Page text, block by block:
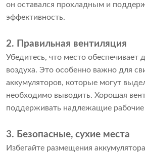
он оставался прохладным и
эффективность.
2. Правильная вентиляция
Убедитесь, что место обеспечивает
воздуха. Это особенно важно для
аккумуляторов, которые могут
необходимо выводить. Хорошая
поддерживать надлежащие
3. Безопасные, сухие места
Избегайте размещения